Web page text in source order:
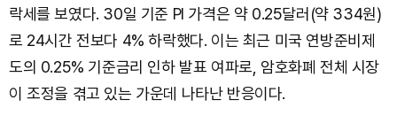
락세를 보였다. 30일 기준 PI 가격은 약 0.25달러(약 334원)
로 24시간 전보다 4% 하락했다. 이는 최근 미국 연방준비제
도의 0.25% 기준금리 인하 발표 여파로, 암호화폐 전체 시장
이 조정을 겪고 있는 가운데 나타난 반응이다.